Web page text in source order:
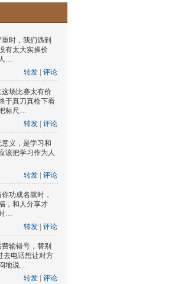
时，我们遇到
有太大实操价
…
转发
评论
场比赛太有价
于真刀真枪下看
标尺…
转发
评论
意义，是学习和
该把学习作为人
转发
评论
功成名就时，
，和人分享才
…
转发
评论
输错号，替别
去电话想让对方
地说…
转发
评论